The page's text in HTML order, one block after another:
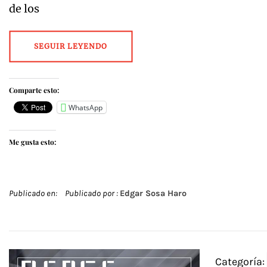
de los
SEGUIR LEYENDO
Comparte esto:
WhatsApp
Me gusta esto:
Publicado en: Publicado por : Edgar Sosa Haro
Categoría: